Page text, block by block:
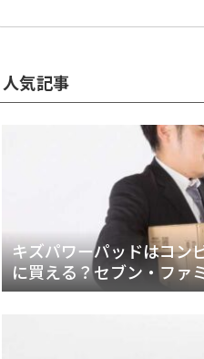
人気記事
キズパワーパッドはコン
に買える？セブン・ファ
ソン徹底調査＆値段と種